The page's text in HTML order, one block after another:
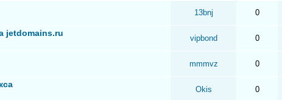
13bnj 0
jetdomains.ru
vipbond 0
mmmvz 0
Okis 0